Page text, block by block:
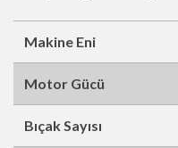
Makine Eni
Motor Gücü
Bıçak Sayısı